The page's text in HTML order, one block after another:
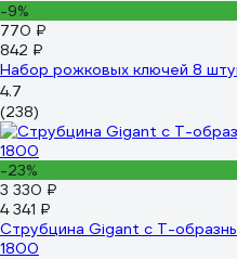
-9%
770 ₽
842 ₽
Набор рожковых ключей 8
4.7
(238)
-23%
3 330 ₽
4 341 ₽
Струбцина Gigant с Т-
1800